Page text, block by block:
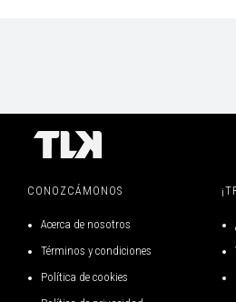
que nos deleitara con sus entrañables
marcaron un hito en el corazon de sus
primera voz de Don Manuel Ortiz,
"Motivos", "Apaga la Tele", "Poquita
ALMUERZO SHOW que marcará un antes
La cita es EL DOMINGO 26 DE JULIO en el
CONOZCÁMONOS
Acerca de nosotros
Términos y condiciones
Política de cookies